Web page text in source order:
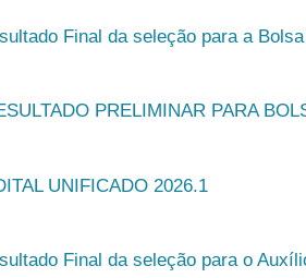
Final da seleção para a
PRELIMINAR PARA
UNIFICADO 2026.1
Final da seleção para o